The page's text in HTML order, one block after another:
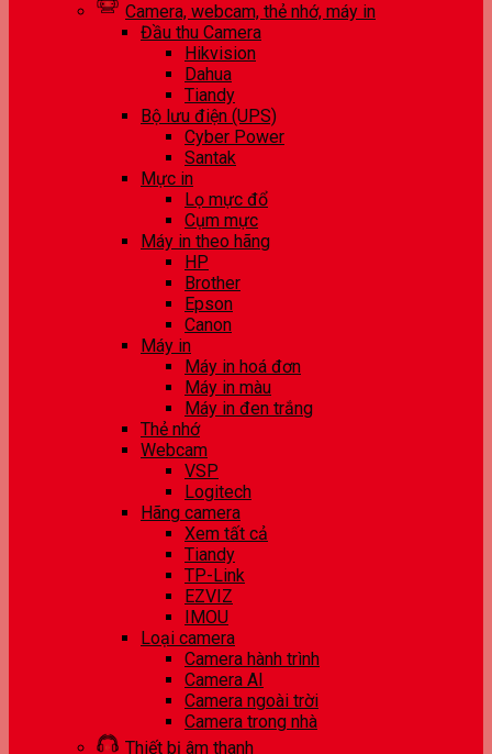
Camera, webcam, thẻ nhớ, máy in
Đầu thu Camera
Hikvision
Dahua
Tiandy
Bộ lưu điện (UPS)
Cyber Power
Santak
Mực in
Lọ mực đổ
Cụm mực
Máy in theo hãng
HP
Brother
Epson
Canon
Máy in
Máy in hoá đơn
Máy in màu
Máy in đen trắng
Thẻ nhớ
Webcam
VSP
Logitech
Hãng camera
Xem tất cả
Tiandy
TP-Link
EZVIZ
IMOU
Loại camera
Camera hành trình
Camera AI
Camera ngoài trời
Camera trong nhà
Thiết bị âm thanh